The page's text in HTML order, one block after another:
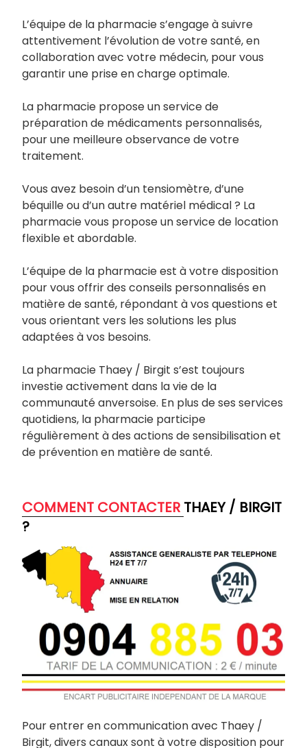
L’équipe de la pharmacie s’engage à suivre
attentivement l’évolution de votre santé, en
collaboration avec votre médecin, pour vous
garantir une prise en charge optimale.
La pharmacie propose un service de
préparation de médicaments personnalisés,
pour une meilleure observance de votre
traitement.
Vous avez besoin d’un tensiomètre, d’une
béquille ou d’un autre matériel médical ? La
pharmacie vous propose un service de location
flexible et abordable.
L’équipe de la pharmacie est à votre disposition
pour vous offrir des conseils personnalisés en
matière de santé, répondant à vos questions et
vous orientant vers les solutions les plus
adaptées à vos besoins.
La pharmacie Thaey / Birgit s’est toujours
investie activement dans la vie de la
communauté anversoise. En plus de ses services
quotidiens, la pharmacie participe
régulièrement à des actions de sensibilisation et
de prévention en matière de santé.
COMMENT CONTACTER THAEY / BIRGIT
?
Pour entrer en communication avec Thaey /
Birgit, divers canaux sont à votre disposition pour